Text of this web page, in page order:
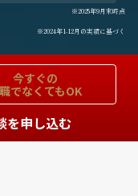
※2025年9月末時点
※2024年1-12月の実績に基づく
今すぐの
でなくてもOK
を申し込む